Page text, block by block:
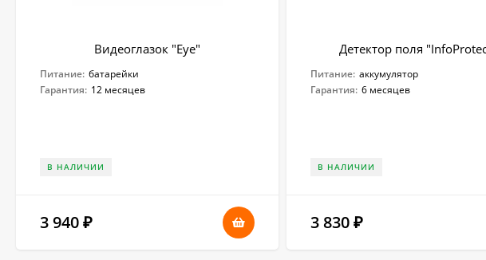
Видеоглазок "Eye"
Питание: батарейки
Гарантия: 12 месяцев
В НАЛИЧИИ
3 940 ₽
Детектор поля
Питание: аккумулятор
Гарантия: 6 месяцев
В НАЛИЧИИ
3 830₽